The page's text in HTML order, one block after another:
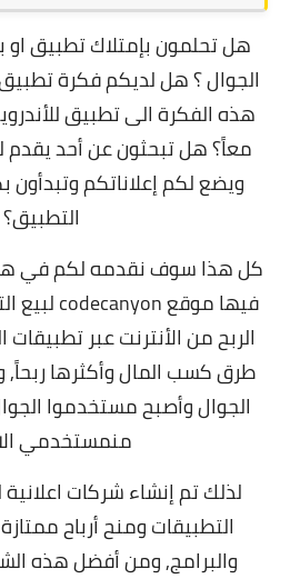
هل تحلمون بإمتلاك تطبيق
الجوال ؟هل لديكم فكرة
هذه الفكرة الى تطبيق
معاً؟هل تبحثون عن أحد
ويضع لكم إعلاناتكم
التطبيق؟
كل هذا سوف نقدمه لكم في
فيها موقع codecanyon لبيع التطبيقات والبرامج, فإ
الربح من الأنترنت عبر
طرق كسب المال وأكثرها ربحاً,
منمستخدمي
لذلك تم إنشاء شركات
التطبيقات ومنح أرباح
والبرامج,ومن أفضل هذه